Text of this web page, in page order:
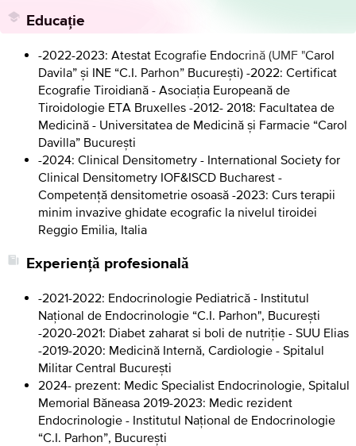
Educație
-2022-2023: Atestat Ecografie Endocrină (UMF "Carol
Davila” și INE “C.I. Parhon” București) -2022: Certificat
Ecografie Tiroidiană - Asociația Europeană de
Tiroidologie ETA Bruxelles -2012- 2018: Facultatea de
Medicină - Universitatea de Medicină și Farmacie “Carol
Davilla” București
-2024: Clinical Densitometry - International Society for
Clinical Densitometry IOF&ISCD Bucharest -
Competență densitometrie osoasă -2023: Curs terapii
minim invazive ghidate ecografic la nivelul tiroidei
Reggio Emilia, Italia
Experiență profesională
-2021-2022: Endocrinologie Pediatrică - Institutul
Național de Endocrinologie “C.I. Parhon", București
-2020-2021: Diabet zaharat si boli de nutriție - SUU Elias
-2019-2020: Medicină Internă, Cardiologie - Spitalul
Militar Central București
2024- prezent: Medic Specialist Endocrinologie, Spitalul
Memorial Băneasa 2019-2023: Medic rezident
Endocrinologie - Institutul Național de Endocrinologie
“C.I. Parhon”, București